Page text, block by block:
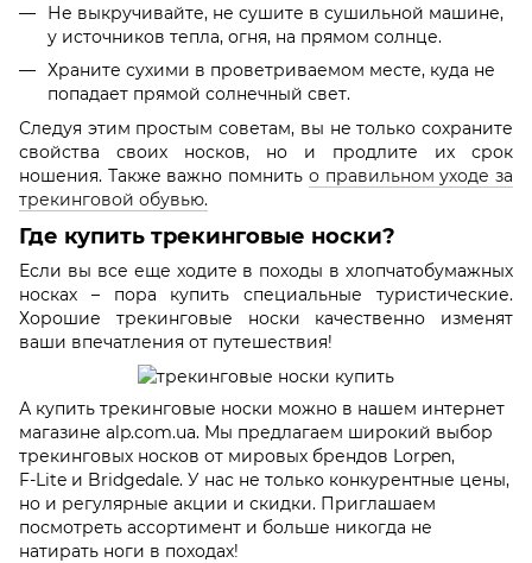
Не выкручивайте, не сушите в сушильной машине,
у источников тепла, огня, на прямом солнце.
Храните сухими в проветриваемом месте, куда не
попадает прямой солнечный свет.
Следуя этим простым советам, вы не только сохраните
свойства своих носков, но и продлите их срок
ношения. Также важно помнить о правильном уходе за
трекинговой обувью.
Где купить трекинговые носки?
Если вы все еще ходите в походы в хлопчатобумажных
носках – пора купить специальные туристические.
Хорошие трекинговые носки качественно изменят
ваши впечатления от путешествия!
А купить трекинговые носки можно в нашем интернет
магазине alp.com.ua. Мы предлагаем широкий выбор
трекинговых носков от мировых брендов Lorpen,
F-Lite и Bridgedale. У нас не только конкурентные цены,
но и регулярные акции и скидки. Приглашаем
посмотреть ассортимент и больше никогда не
натирать ноги в походах!